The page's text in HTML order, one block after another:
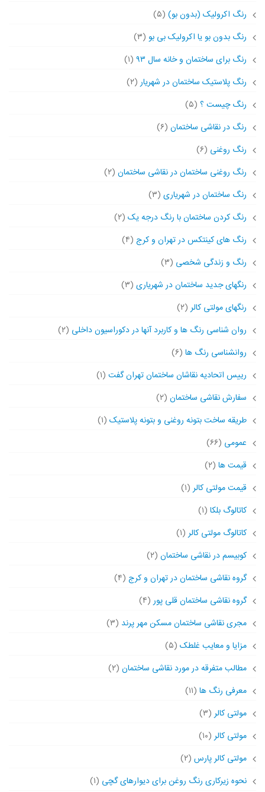
رنگ اکرولیک (بدون بو) (۵)
رنگ بدون بو یا اکرولیک بی بو (۳)
رنگ برای ساختمان و خانه سال ۹۳
(۱)
رنگ پلاستیک ساختمان در شهریار(۲)
رنگ چیست ؟ (۵)
رنگ در نقاشی ساختمان (۶)
رنگ روغنی (۶)
رنگ روغنی ساختمان در نقاشی ساختمان (۲)
رنگ ساختمان در شهریاری (۳)
رنگ کردن ساختمان با رنگ درجه یک (۲)
رنگ های کینتکس در تهران و کرج (۴)
رنگ و زندگی شخصی (۳)
رنگهای جدید ساختمان در شهریاری (۳)
رنگهای مولتی کالر(۲)
روان شناسی رنگ ها و کاربرد آنها در دکوراسیون داخلی (۲)
روانشناسی رنگ ها (۶)
رییس اتحادیه نقاشان ساختمان تهران گفت (۱)
سفارش نقاشی ساختمان (۲)
طریقه ساخت بتونه روغنی و بتونه پلاستیک (۱)
عمومی (۶۶)
قیمت ها (۲)
قیمت مولتی کالر(۱)
کاتالوگ بلکا (۱)
کاتالوگ مولتی کالر(۱)
کوبیسم در نقاشی ساختمان (۲)
گروه نقاشی ساختمان در تهران و کرج (۴)
گروه نقاشی ساختمان قلی پور(۴)
مجری نقاشی ساختمان مسکن مهر پرند (۳)
مزایا و معایب غلطک (۵)
مطالب متفرقه در مورد نقاشی ساختمان (۲)
معرفی رنگ ها (۱۱)
مولتی کالر(۳)
مولتی کالر(۱۰)
مولتی کالر پارس (۲)
نحوه زیرکاری رنگ روغن برای دیوارهای گچی (۱)